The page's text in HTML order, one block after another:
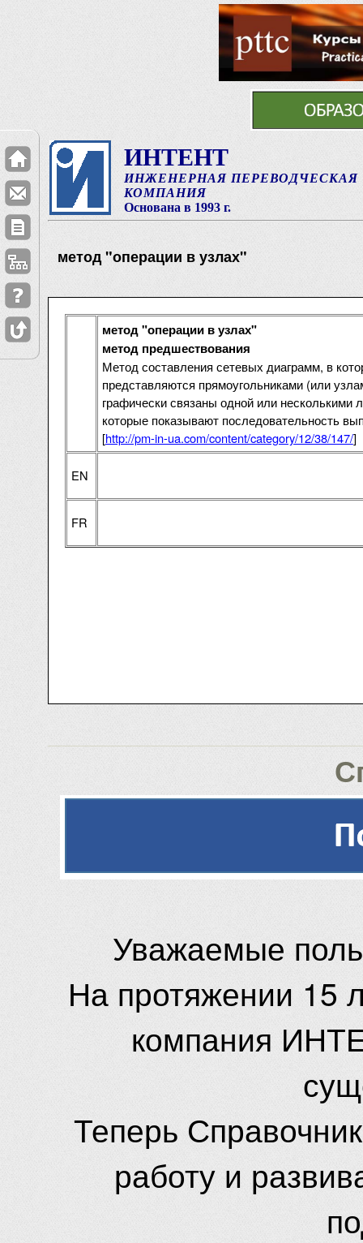
ИНТЕНТ
ИНЖЕНЕРНАЯ ПЕРЕВОДЧЕСКАЯ
КОМПАНИЯ
Основана в 1993 г.
метод "операции в узлах"
метод "операции в узлах"
метод предшествования
Метод составления сетевых диаграмм, в
представляются прямоугольниками (или
графически связаны одной или несколькими
которые показывают последовательность
[http://pm-in-ua.com/content/category/12/38/147/]
EN
FR
Уважаемые
На протяжении 15
компания
Теперь
работу и